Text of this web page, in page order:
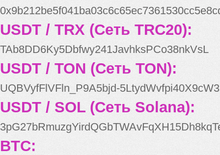
USDT / TRX (Сеть TRC20):
TAb8DD6Ky5Dbfwy241JavhksPCo38nkVsL
USDT / TON (Сеть TON):
UQBVyfFlVFln_P9A5bjd-
USDT / SOL (Сеть Solana):
BTC: